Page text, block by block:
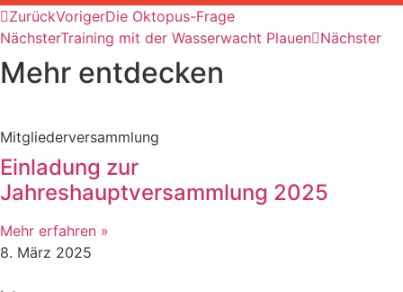
ZurückVorigerDie Oktopus-Frage
NächsterTraining mit der Wasserwacht Plauen Nächster
Mehr entdecken
Mitgliederversammlung
Einladung zur
Jahreshauptversammlung 2025
Mehr erfahren »
8. März 2025